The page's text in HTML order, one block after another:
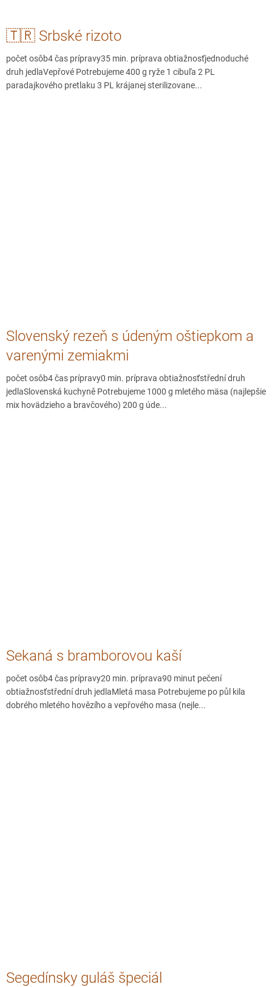
🇹🇷 Srbské rizoto
počet osôb4 čas prípravy35 min. príprava obtiažnosťjednoduché
druh jedlaVepřové Potrebujeme 400 g ryže 1 cibuľa 2 PL
paradajkového pretlaku 3 PL krájanej sterilizovane...
Slovenský rezeň s údeným oštiepkom a
varenými zemiakmi
počet osôb4 čas prípravy0 min. príprava obtiažnosťstřední druh
jedlaSlovenská kuchyně Potrebujeme 1000 g mletého mäsa (najlepšie
mix hovädzieho a bravčového) 200 g úde...
Sekaná s bramborovou kaší
počet osôb4 čas prípravy20 min. príprava90 minut pečení
obtiažnosťstřední druh jedlaMletá masa Potrebujeme po půl kila
dobrého mletého hovězího a vepřového masa (nejle...
Segedínsky guláš špeciál